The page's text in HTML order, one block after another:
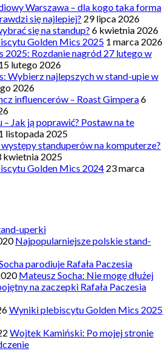
Warszawa – dla kogo taka forma
się najlepiej? 29 lipca 2026
się na standup? 6 kwietnia 2026
Golden Mics 2025 1 marca 2026
2025: Rozdanie nagród 27 lutego w
lutego 2026
Wybierz najlepszych w stand-upie w
2026
influencerów – Roast Gimpera6
– Jak ją poprawić? Postaw na te
listopada 2025
występy standuperów na komputerze?
kwietnia 2025
Golden Mics 2024 23 marca
Najpopularniejsze polskie stand-
Mateusz Socha: Nie mogę dłużej
na zaczepki Rafała Paczesia
Wyniki plebiscytu Golden Mics 2025
Wojtek Kamiński: Po mojej stronie